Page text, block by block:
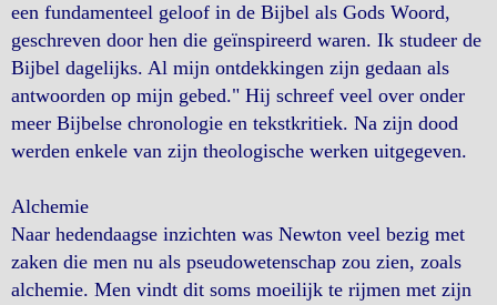
een fundamenteel geloof in de Bijbel als Gods Woord,
geschreven door hen die geïnspireerd waren. Ik studeer de
Bijbel dagelijks. Al mijn ontdekkingen zijn gedaan als
antwoorden op mijn gebed." Hij schreef veel over onder
meer Bijbelse chronologie en tekstkritiek. Na zijn dood
werden enkele van zijn theologische werken uitgegeven.
Alchemie
Naar hedendaagse inzichten was Newton veel bezig met
zaken die men nu als pseudowetenschap zou zien, zoals
alchemie. Men vindt dit soms moeilijk te rijmen met zijn